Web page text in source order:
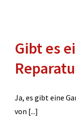
Gibt es
Ja, es gibt eine
von [...]